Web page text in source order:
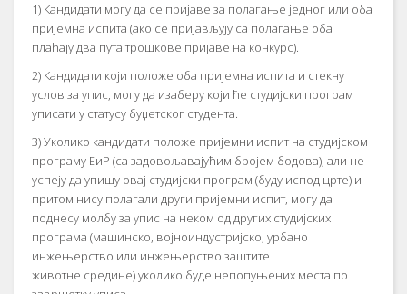
1) Кандидати могу да се пријаве за полагање једног или оба
пријемна испита (ако се пријављују са полагање оба
плаћају два пута трошкове пријаве на конкурс).
2) Кандидати који положе оба пријемна испита и стекну
услов за упис, могу да изаберу који ће студијски програм
уписати у статусу буџетског студента.
3) Уколико кандидати положе пријемни испит на студијском
програму ЕиР (са задовољавајућим бројем бодова), али не
успеју да упишу овај студијски програм (буду испод црте) и
притом нису полагали други пријемни испит, могу да
поднесу молбу за упис на неком од других студијских
програма (машинско, војноиндустријско, урбано
инжењерство или инжењерство заштите
животне средине) уколико буде непопуњених места по